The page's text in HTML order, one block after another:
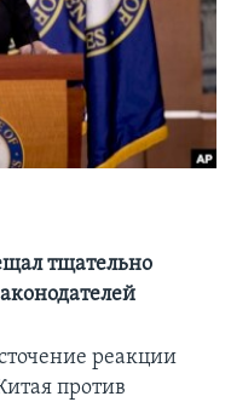
тщательно
реакции
против